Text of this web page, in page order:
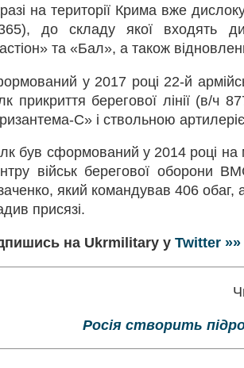
на території Крима вже
до складу якої входять
та «Бал», а також
у 2017 році 22-й
прикриття берегової лінії (в/ч
С» і ствольною
був сформований у 2014 році на
військ берегової оборони
який командував 406 обаг,
присязі.
на Ukrmilitary у Twitter »»
Росія створить